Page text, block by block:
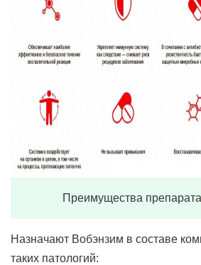
Преимущества
Назначают Вобэнзим в составе
таких патологий: